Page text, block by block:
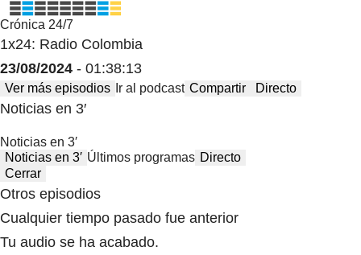
Crónica 24/7
1x24: Radio Colombia
23/08/2024 - 01:38:13
Ver más episodios Ir al podcast Compartir Directo
Noticias en 3′
Noticias en 3′
Noticias en 3′ Últimos programas Directo
Cerrar
Otros episodios
Cualquier tiempo pasado fue anterior
Tu audio se ha acabado.